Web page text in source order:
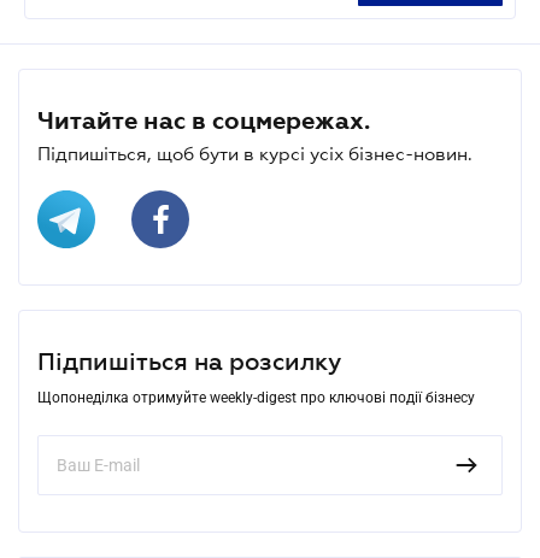
Читайте нас в соцмережах.
Підпишіться, щоб бути в курсі усіх бізнес-новин.
Підпишіться на розсилку
Щопонеділка отримуйте weekly-digest про ключові події бізнесу